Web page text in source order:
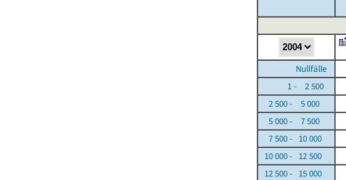
Nullfälle
1 - 2 500
2 500 - 5 000
5 000 - 7 500
7 500 - 10 000
10 000 - 12 500
12 500 - 15 000